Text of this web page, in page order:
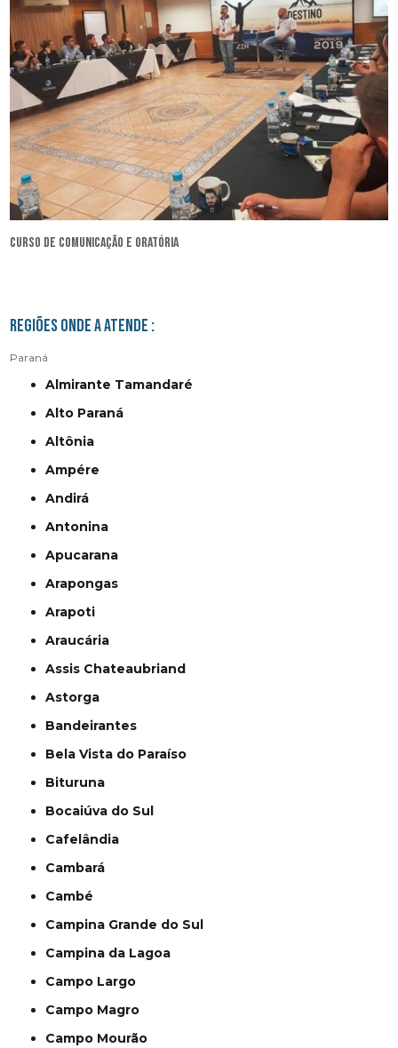
curso de comunicação e oratória
Regiões onde a atende :
Paraná
Almirante Tamandaré
Alto Paraná
Altônia
Ampére
Andirá
Antonina
Apucarana
Arapongas
Arapoti
Araucária
Assis Chateaubriand
Astorga
Bandeirantes
Bela Vista do Paraíso
Bituruna
Bocaiúva do Sul
Cafelândia
Cambará
Cambé
Campina Grande do Sul
Campina da Lagoa
Campo Largo
Campo Magro
Campo Mourão